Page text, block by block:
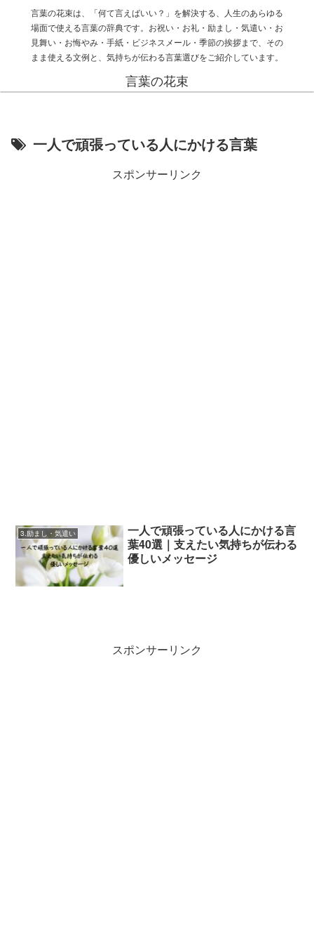
言葉の花束は、「何て言えばいい？」を解決する、人生のあらゆる
場面で使える言葉の辞典です。お祝い・お礼・励まし・気遣い・お
見舞い・お悔やみ・手紙・ビジネスメール・季節の挨拶まで、その
まま使える文例と、気持ちが伝わる言葉選びをご紹介しています。
言葉の花束
一人で頑張っている人にかける言葉
スポンサーリンク
3.励まし・気遣い
一人で頑張っている人にかける言
葉40選｜支えたい気持ちが伝わる
優しいメッセージ
スポンサーリンク